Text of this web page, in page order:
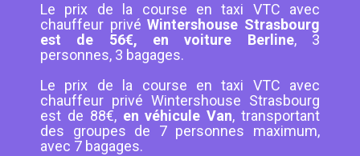
Le prix de la course en taxi VTC avec
chauffeur privéWintershouse Strasbourg
est de 56€, en voiture Berline, 3
personnes, 3 bagages.
Le prix de la course en taxi VTC avec
chauffeur privé Wintershouse Strasbourg
est de 88€, en véhicule Van, transportant
des groupes de 7 personnes maximum,
avec 7 bagages.